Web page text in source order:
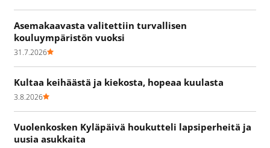
Asemakaavasta valitettiin turvallisen
kouluympäristön vuoksi
31.7.2026
Kultaa keihäästä ja kiekosta, hopeaa kuulasta
3.8.2026
Vuolenkosken Kyläpäivä houkutteli lapsiperheitä ja
uusia asukkaita